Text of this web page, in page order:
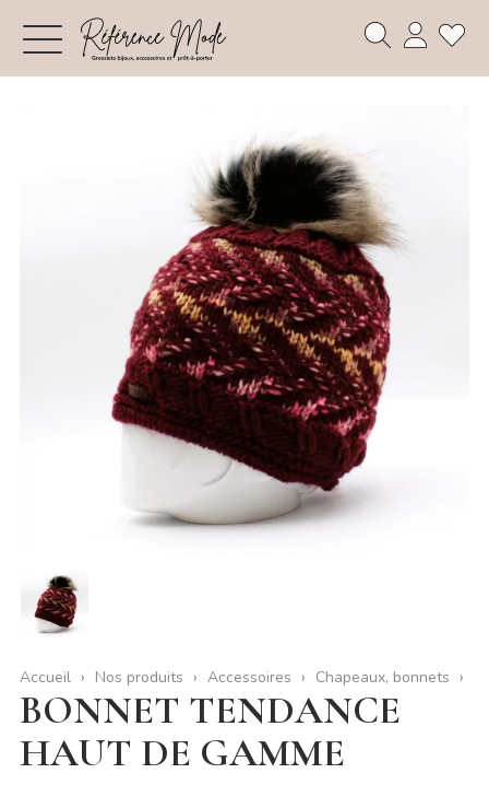
Accueil Nos produits Accessoires Chapeaux, bonnets
BONNET TENDANCE
HAUT DE GAMME